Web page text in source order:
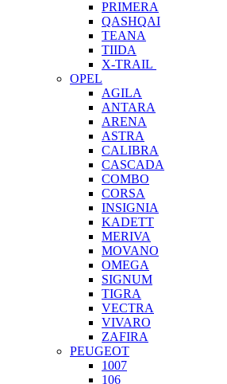
PRIMERA
QASHQAI
TEANA
TIIDA
X-TRAIL
OPEL
AGILA
ANTARA
ARENA
ASTRA
CALIBRA
CASCADA
COMBO
CORSA
INSIGNIA
KADETT
MERIVA
MOVANO
OMEGA
SIGNUM
TIGRA
VECTRA
VIVARO
ZAFIRA
PEUGEOT
1007
106